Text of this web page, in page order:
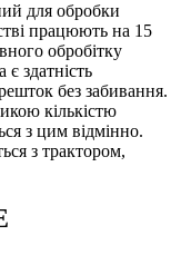
для обробки
працюють на 15
обробітку
здатність
без забивання.
кількістю
з цим відмінно.
з трактором,